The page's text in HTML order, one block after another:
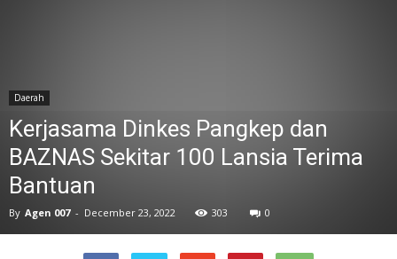
Daerah
Kerjasama Dinkes Pangkep dan
BAZNAS Sekitar 100 Lansia Terima
Bantuan
By Agen 007 - December 23, 2022 303 0